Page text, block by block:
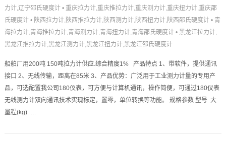
力计,辽宁邵氏硬度计• 重庆拉力计,重庆推拉力计,重庆测力计,重庆扭力计,重庆邵
氏硬度计• 陕西拉力计,陕西推拉力计,陕西测力计,陕西扭力计,陕西邵氏硬度计• 青
海拉力计,青海推拉力计,青海测力计,青海扭力计,青海邵氏硬度计• 黑龙江拉力计,
黑龙江推拉力计,黑龙江测力计,黑龙江扭力计,黑龙江邵氏硬度计
船舶厂用200吨 150吨拉力计供应.综合精度1% 产品特点 1、带软件，提供通讯
接口 2、无线传输，距离在85米 3、产品优势：广泛用于工业测力计量的专用产
品，可选配置我公司180仪表，可方便与计算机通讯，操作简便，可通过180仪表
无线测力计双向通讯技术实现标定，置零，单位转换等功能。 规格参数 型号 大
量程(kg) …